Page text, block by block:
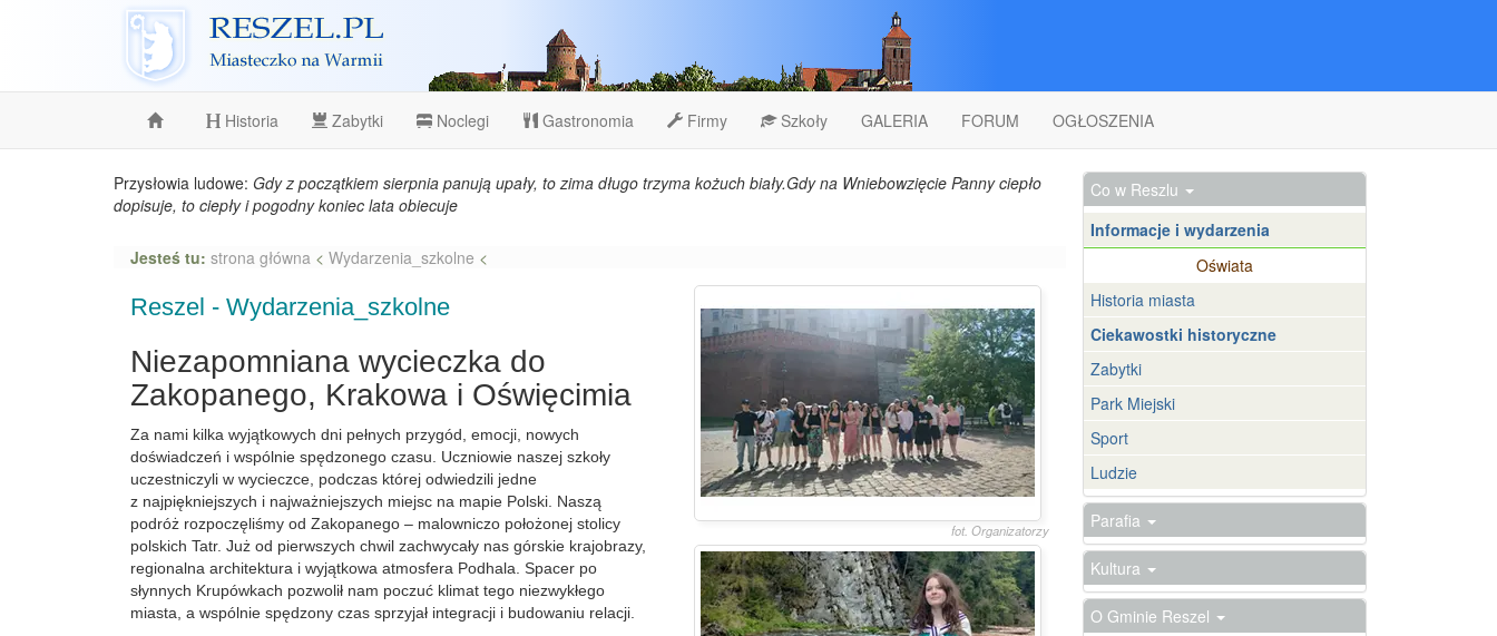
Reszel
Historia Zabytki Noclegi Gastronomia Firmy Szkoły GALERIA FORUM OGŁOSZENIA
Przysłowia ludowe: Gdy z początkiem sierpnia panują upały, to zima długo trzyma kożuch biały.Gdy na Wniebowzięcie Panny ciepło
dopisuje, to ciepły i pogodny koniec lata obiecuje
Jesteś tu: strona główna < Wydarzenia_szkolne <
Reszel - Wydarzenia_szkolne
Niezapomniana wycieczka do
Zakopanego, Krakowa i Oświęcimia
Za nami kilka wyjątkowych dni pełnych przygód, emocji, nowych
doświadczeń i wspólnie spędzonego czasu. Uczniowie naszej szkoły
uczestniczyli w wycieczce, podczas której odwiedzili jedne
z najpiękniejszych i najważniejszych miejsc na mapie Polski. Naszą
podróż rozpoczęliśmy od Zakopanego – malowniczo położonej stolicy
polskich Tatr. Już od pierwszych chwil zachwycały nas górskie krajobrazy,
regionalna architektura i wyjątkowa atmosfera Podhala. Spacer po
słynnych Krupówkach pozwolił nam poczuć klimat tego niezwykłego
miasta, a wspólnie spędzony czas sprzyjał integracji i budowaniu relacji.
fot. Organizatorzy
Co w Reszlu
Informacje i wydarzenia
Oświata
Historia miasta
Ciekawostki historyczne
Zabytki
Park Miejski
Sport
Ludzie
Parafia
Kultura
O Gminie Reszel